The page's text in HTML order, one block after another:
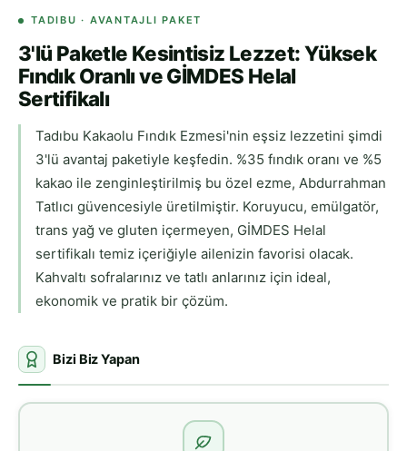
TADIBU · AVANTAJLI PAKET
3'lü Paketle Kesintisiz Lezzet: Yüksek
Fındık Oranlı ve GİMDES Helal
Sertifikalı
Tadıbu Kakaolu Fındık Ezmesi'nin eşsiz lezzetini şimdi
3'lü avantaj paketiyle keşfedin. %35 fındık oranı ve %5
kakao ile zenginleştirilmiş bu özel ezme, Abdurrahman
Tatlıcı güvencesiyle üretilmiştir. Koruyucu, emülgatör,
trans yağ ve gluten içermeyen, GİMDES Helal
sertifikalı temiz içeriğiyle ailenizin favorisi olacak.
Kahvaltı sofralarınız ve tatlı anlarınız için ideal,
ekonomik ve pratik bir çözüm.
Bizi Biz Yapan